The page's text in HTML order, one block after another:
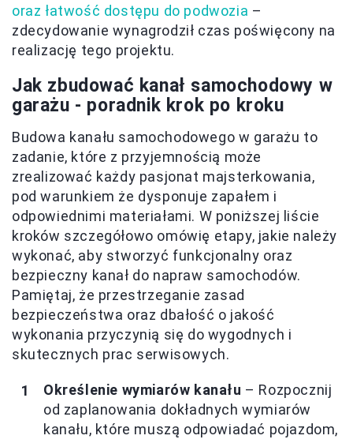
oraz łatwość dostępu do podwozia –
zdecydowanie wynagrodził czas poświęcony na
realizację tego projektu.
Jak zbudować kanał samochodowy w
garażu - poradnik krok po kroku
Budowa kanału samochodowego w garażu to
zadanie, które z przyjemnością może
zrealizować każdy pasjonat majsterkowania,
pod warunkiem że dysponuje zapałem i
odpowiednimi materiałami. W poniższej liście
kroków szczegółowo omówię etapy, jakie należy
wykonać, aby stworzyć funkcjonalny oraz
bezpieczny kanał do napraw samochodów.
Pamiętaj, że przestrzeganie zasad
bezpieczeństwa oraz dbałość o jakość
wykonania przyczynią się do wygodnych i
skutecznych prac serwisowych.
Określenie wymiarów kanału – Rozpocznij
od zaplanowania dokładnych wymiarów
kanału, które muszą odpowiadać pojazdom,